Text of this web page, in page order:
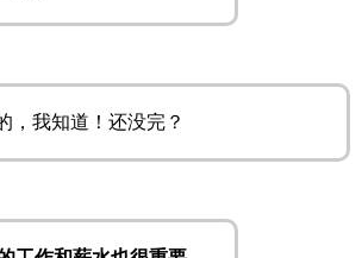
，我知道！还没完？